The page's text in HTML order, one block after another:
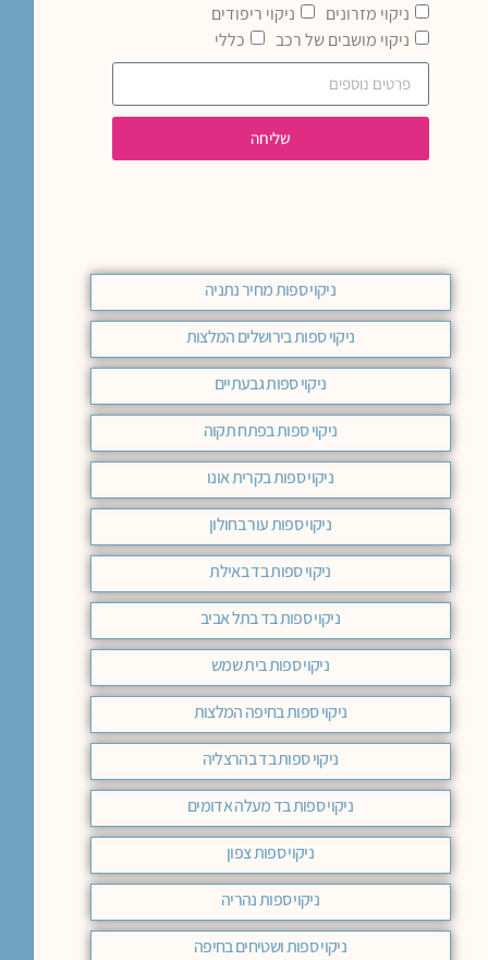
ניקוי מזרונים
ניקוי ריפודים
ניקוי מושבים של רכב
כללי
שליחה
ניקוי ספות מחיר נתניה
ניקוי ספות בירושלים המלצות
ניקוי ספות גבעתיים
ניקוי ספות בפתח תקוה
ניקוי ספות בקרית אונו
ניקוי ספות עור בחולון
ניקוי ספות בד באילת
ניקוי ספות בד בתל אביב
ניקוי ספות בית שמש
ניקוי ספות בחיפה המלצות
ניקוי ספות בד בהרצליה
ניקוי ספות בד מעלה אדומים
ניקוי ספות צפון
ניקוי ספות נהריה
ניקוי ספות ושטיחים בחיפה